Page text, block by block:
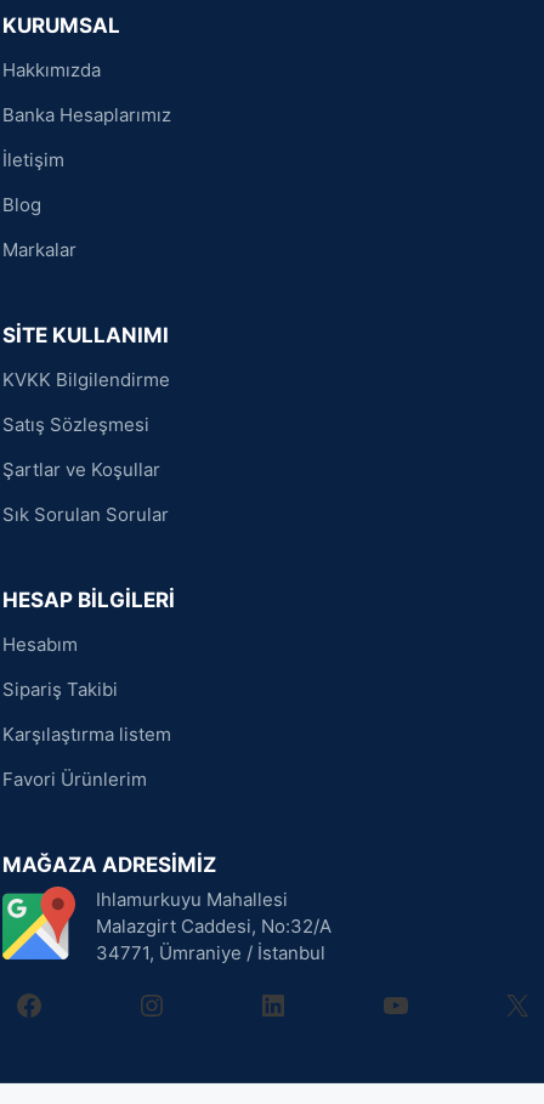
KURUMSAL
Hakkımızda
Banka Hesaplarımız
İletişim
Blog
Markalar
SİTE KULLANIMI
KVKK Bilgilendirme
Satış Sözleşmesi
Şartlar ve Koşullar
Sık Sorulan Sorular
HESAP BİLGİLERİ
Hesabım
Sipariş Takibi
Karşılaştırma listem
Favori Ürünlerim
MAĞAZA ADRESİMİZ
Ihlamurkuyu Mahallesi
Malazgirt Caddesi, No:32/A
34771, Ümraniye / İstanbul
facebookinstagramlinkedin youtube X